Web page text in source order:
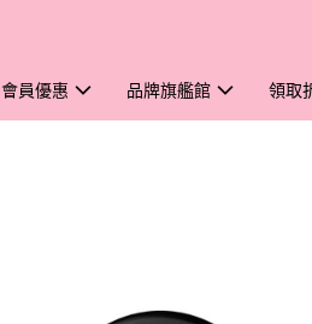
會員優惠 品牌旗艦館 領取